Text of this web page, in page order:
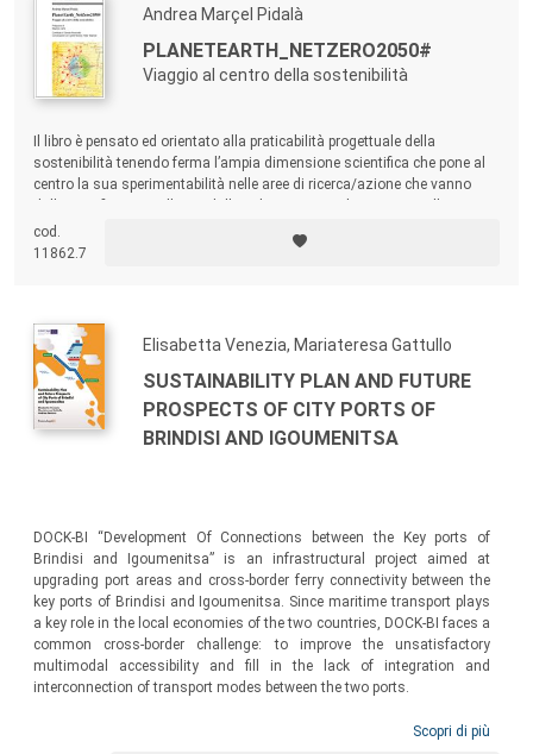
Andrea Marçel Pidalà
PLANETEARTH_NETZERO2050#
Viaggio al centro della sostenibilità
Il libro è pensato ed orientato alla praticabilità progettuale della
sostenibilità tenendo ferma l’ampia dimensione scientifica che pone al
centro la sua sperimentabilità nelle aree di ricerca/azione che vanno
matrice urbanistica, spingendosi anche oltre sino al sistema edilizio e
viceversa.
cod.
11862.7
Elisabetta Venezia, Mariateresa Gattullo
SUSTAINABILITY PLAN AND FUTURE
PROSPECTS OF CITY PORTS OF
BRINDISI AND IGOUMENITSA
DOCK-BI “Development Of Connections between the Key ports of
Brindisi and Igoumenitsa” is an infrastructural project aimed at
upgrading port areas and cross-border ferry connectivity between the
key ports of Brindisi and Igoumenitsa. Since maritime transport plays
a key role in the local economies of the two countries, DOCK-BI faces a
common cross-border challenge: to improve the unsatisfactory
multimodal accessibility and fill in the lack of integration and
interconnection of transport modes between the two ports.
Scopri di più